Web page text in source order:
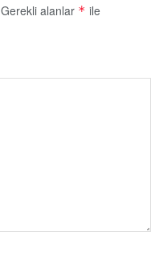
Gerekli alanlar * ile